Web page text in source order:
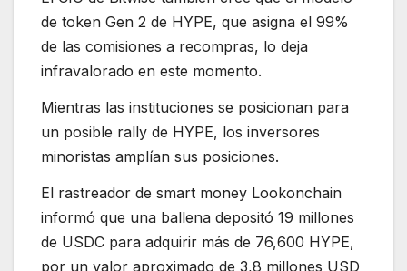
de token Gen 2 de HYPE, que asigna el 99%
de las comisiones a recompras, lo deja
infravalorado en este momento.
Mientras las instituciones se posicionan para
un posible rally de HYPE, los inversores
minoristas amplían sus posiciones.
El rastreador de smart money Lookonchain
informó que una ballena depositó 19 millones
de USDC para adquirir más de 76,600 HYPE,
por un valor aproximado de 3,8 millones USD